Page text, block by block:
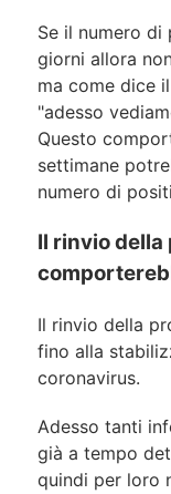
Se il numero di
giorni allora
ma come dice
"adesso
Questo
settimane
numero di
Il rinvio della
Il rinvio della
fino alla
coronavirus.
Adesso tanti
già a tempo
quindi per loro